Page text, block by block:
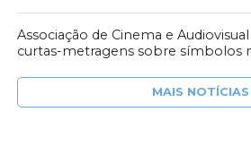
Associação de Cinema e
curtas-metragens sobre símbolos
MAIS NOTÍCIAS